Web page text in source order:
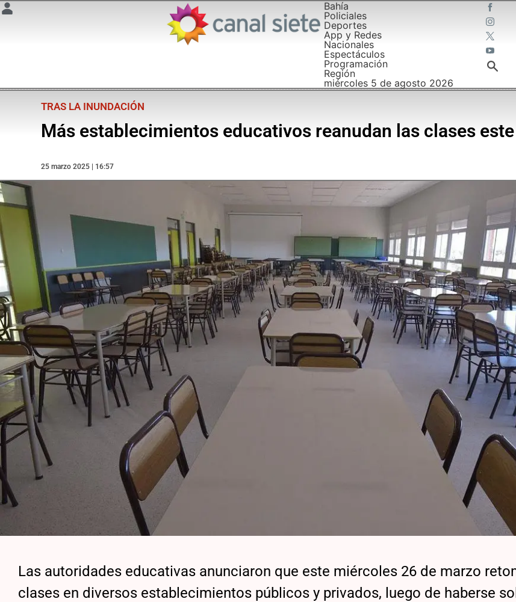
Bahía
Policiales
Deportes
App y Redes
Nacionales
Espectáculos
Programación
Región
miércoles 5 de agosto 2026
TRAS LA INUNDACIÓN
Más establecimientos educativos reanudan las clases
25 marzo 2025 | 16:57
Las autoridades educativas anunciaron que este miércoles 26 de marzo
clases en diversos establecimientos públicos y privados, luego de haberse